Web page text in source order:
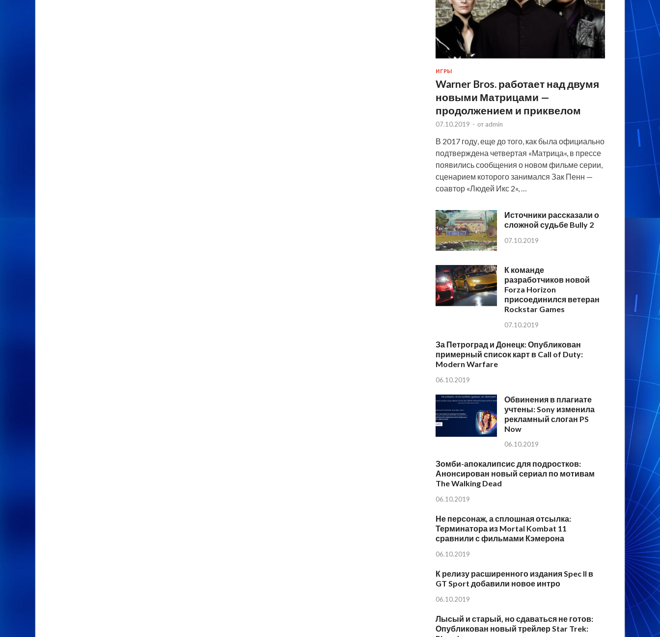
ИГРЫ
Warner Bros. работает над двумя
новыми Матрицами —
продолжением и приквелом
07.10.2019 - от admin
В 2017 году, еще до того, как была официально
подтверждена четвертая «Матрица«, в прессе
появились сообщения о новом фильме серии,
сценарием которого занимался Зак Пенн —
соавтор «Людей Икс 2«, …
Источники рассказали о
сложной судьбе Bully 2
07.10.2019
К команде
разработчиков новой
Forza Horizon
присоединился ветеран
Rockstar Games
07.10.2019
За Петроград и Донецк: Опубликован
примерный список карт в Call of Duty:
Modern Warfare
06.10.2019
Обвинения в плагиате
учтены: Sony изменила
рекламный слоган PS
Now
06.10.2019
Зомби-апокалипсис для подростков:
Анонсирован новый сериал по мотивам
The Walking Dead
06.10.2019
Не персонаж, а сплошная отсылка:
Терминатора из Mortal Kombat 11
сравнили с фильмами Кэмерона
06.10.2019
К релизу расширенного издания Spec II в
GT Sport добавили новое интро
06.10.2019
Лысый и старый, но сдаваться не готов:
Опубликован новый трейлер Star Trek: